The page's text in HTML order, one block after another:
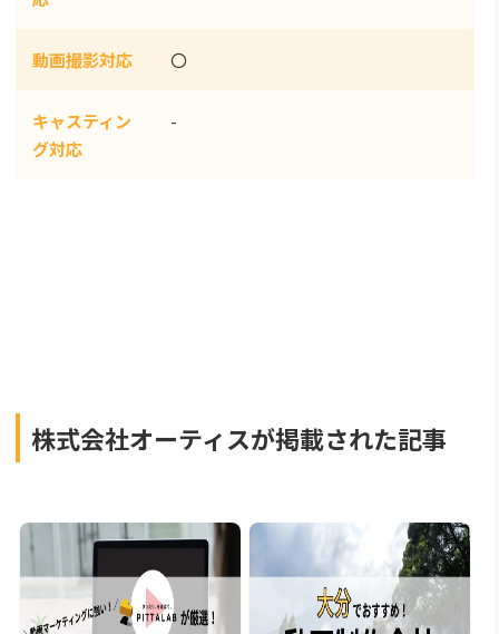
動画撮影対応 〇
キャスティン
グ対応
-
株式会社オーティスが掲載された記事